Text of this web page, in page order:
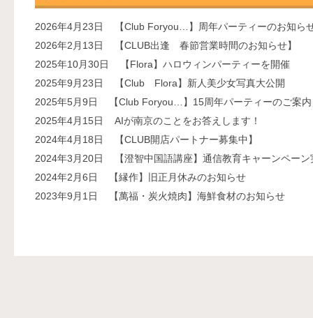
2026年4月23日
【Club Foryou…】周年パーティーのお知ら
2026年2月13日
【CLUB出逢 春節営業時間のお知らせ】
2025年10月30日
【Flora】ハロウィンパーティーを開催
2025年9月23日
【Club Flora】新人美少女写真大公開
2025年5月9日
【Club Foryou…】15周年パーティーのご案内
2025年4月15日
AIが南京のことをお答えします！
2024年4月18日
【CLUB開店パートナー募集中】
2024年3月20日
【澄智中国語講座】通信教育キャーンペー
2024年2月6日
【縁作】旧正月休みのお知らせ
2023年9月1日
【萬福・炭火焼肉】海鮮食材のお知らせ